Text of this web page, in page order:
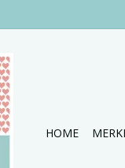
HOME